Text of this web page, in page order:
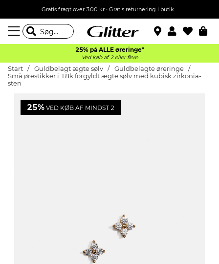
Gratis fragt over 300 kr • Gratis returnering i butik
25% på ALLE øreringe*
Ved køb af 2 eller flere
Start Guldbelagt ægte sølv
Guldbelagte øreringe
Små ørestikker i 18k forgyldt ægte sølv med kubisk zirkonia-
sten
25% VED KØB AF MINDST 2